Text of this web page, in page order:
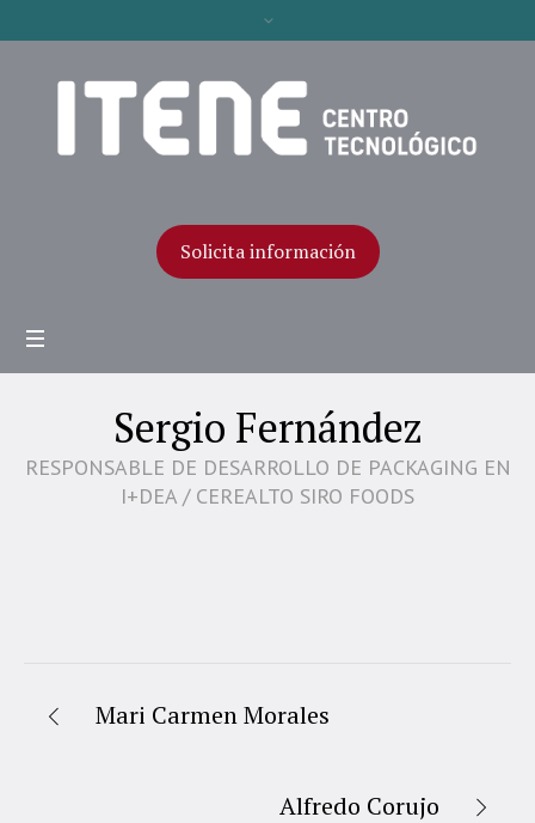
Solicita información
Sergio Fernández
RESPONSABLE DE DESARROLLO DE PACKAGING EN
I+DEA / CEREALTO SIRO FOODS
Mari Carmen Morales
Alfredo Corujo